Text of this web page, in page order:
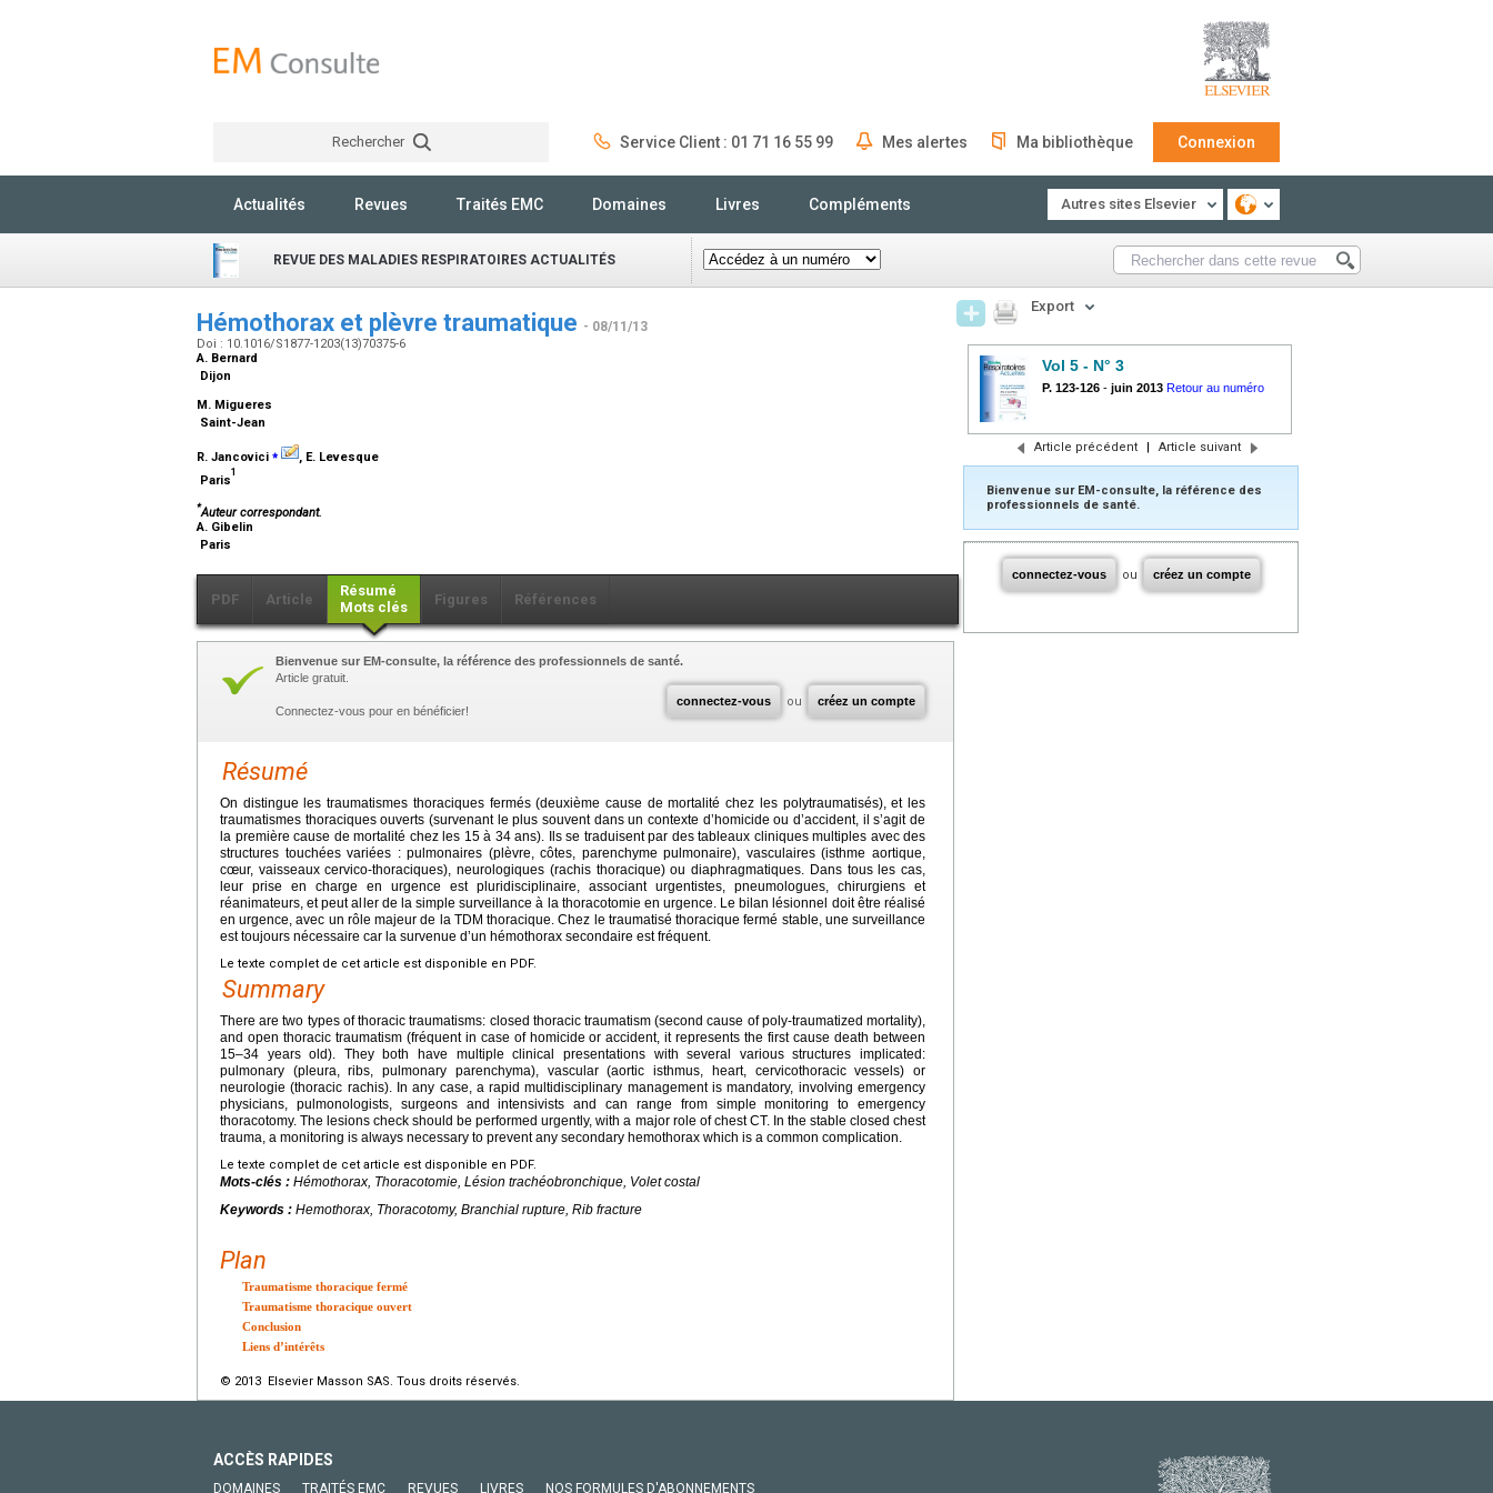
Rechercher Service Client : 01 71 16 55 99 Mes alertes Ma bibliothèque Connexion
Actualités Revues Traités EMC Domaines Livres Compléments Autres sites Elsevier
REVUE DES MALADIES RESPIRATOIRES ACTUALITÉS
Hémothorax et plèvre traumatique - 08/11/13
Doi : 10.1016/S1877-1203(13)70375-6
A. Bernard
Dijon
M. Migueres
Saint-Jean
R. Jancovici ⁎
, E. Levesque
Paris
1
*Auteur correspondant.
A. Gibelin
Paris
PDF Article
Résumé
Mots clés
Figures Références
connectez-vous ou créez un compte
Bienvenue sur EM-consulte, la référence des professionnels de santé.
Article gratuit.
Connectez-vous pour en bénéficier!
Résumé
On distingue les traumatismes thoraciques fermés (deuxième cause de mortalité chez les polytraumatisés), et les
traumatismes thoraciques ouverts (survenant le plus souvent dans un contexte d’homicide ou d’accident, il s’agit de
la première cause de mortalité chez les 15 à 34 ans). Ils se traduisent par des tableaux cliniques multiples avec des
structures touchées variées : pulmonaires (plèvre, côtes, parenchyme pulmonaire), vasculaires (isthme aortique,
cœur, vaisseaux cervico-thoraciques), neurologiques (rachis thoracique) ou diaphragmatiques. Dans tous les cas,
leur prise en charge en urgence est pluridisciplinaire, associant urgentistes, pneumologues, chirurgiens et
réanimateurs, et peut aller de la simple surveillance à la thoracotomie en urgence. Le bilan lésionnel doit être réalisé
en urgence, avec un rôle majeur de la TDM thoracique. Chez le traumatisé thoracique fermé stable, une surveillance
est toujours nécessaire car la survenue d’un hémothorax secondaire est fréquent.
Le texte complet de cet article est disponible en PDF.
Summary
There are two types of thoracic traumatisms: closed thoracic traumatism (second cause of poly-traumatized mortality),
and open thoracic traumatism (fréquent in case of homicide or accident, it represents the first cause death between
15–34 years old). They both have multiple clinical presentations with several various structures implicated:
pulmonary (pleura, ribs, pulmonary parenchyma), vascular (aortic isthmus, heart, cervicothoracic vessels) or
neurologie (thoracic rachis). In any case, a rapid multidisciplinary management is mandatory, involving emergency
physicians, pulmonologists, surgeons and intensivists and can range from simple monitoring to emergency
thoracotomy. The lesions check should be performed urgently, with a major role of chest CT. In the stable closed chest
trauma, a monitoring is always necessary to prevent any secondary hemothorax which is a common complication.
Le texte complet de cet article est disponible en PDF.
Mots-clés : Hémothorax, Thoracotomie, Lésion trachéobronchique, Volet costal
Keywords : Hemothorax, Thoracotomy, Branchial rupture, Rib fracture
Plan
Traumatisme thoracique fermé
Traumatisme thoracique ouvert
Conclusion
Liens d’intérêts
© 2013 Elsevier Masson SAS. Tous droits réservés.
Export
Vol 5 - N° 3
P. 123-126 - juin 2013 Retour au numéro
Article précédent | Article suivant
Bienvenue sur EM-consulte, la référence des
professionnels de santé.
connectez-vous ou créez un compte
ACCÈS RAPIDES
DOMAINES TRAITÉS EMC REVUES LIVRES NOS FORMULES D'ABONNEMENTS